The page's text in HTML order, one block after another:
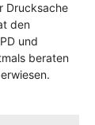
Drucksache
den
und
beraten